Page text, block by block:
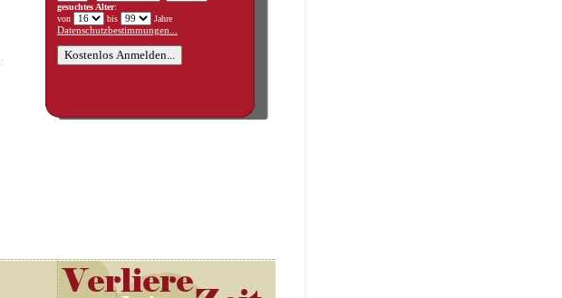
gesuchtes Alter:
von
bis
Jahre
Datenschutzbestimmungen...